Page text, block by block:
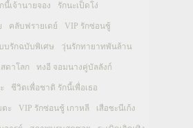
นี้เจ้านายจอง รักนะเป็ดโง่
คลับฟรายเดย์ VIP รักซ่อนชู้
บรักฉบับพิเศษ วุ่นรักทายาทพันล้าน
ดาโลก ทงอี จอมนางคู่บัลลังก์
ชีวิตเพื่อชาติ รักนี้เพื่อเธอ
ะ VIP รักซ่อนชู้ เกาหลี เสือชะนีเก้ง